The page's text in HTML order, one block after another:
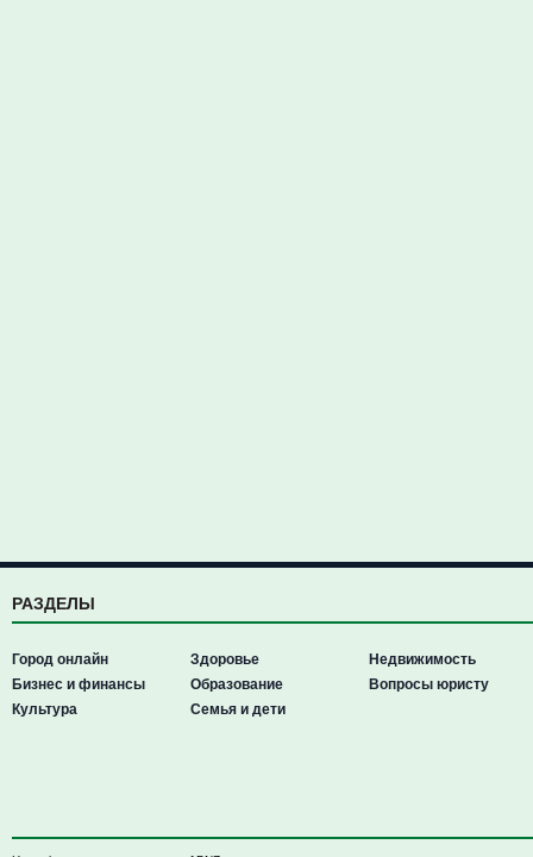
РАЗДЕЛЫ
Город онлайн
Бизнес и финансы
Культура
Здоровье
Образование
Семья и дети
Недвижимость
Вопросы юристу